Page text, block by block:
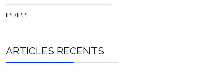
IPI /IPPI
ARTICLES RECENTS